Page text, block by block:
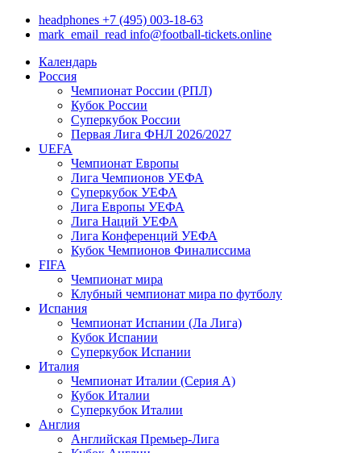
headphones +7 (495) 003-18-63
mark_email_read info@football-tickets.online
Календарь
Россия
Чемпионат России (РПЛ)
Кубок России
Суперкубок России
Первая Лига ФНЛ 2026/2027
UEFA
Чемпионат Европы
Лига Чемпионов УЕФА
Суперкубок УЕФА
Лига Европы УЕФА
Лига Наций УЕФА
Лига Конференций УЕФА
Кубок Чемпионов Финалиссима
FIFA
Чемпионат мира
Клубный чемпионат мира по футболу
Испания
Чемпионат Испании (Ла Лига)
Кубок Испании
Суперкубок Испании
Италия
Чемпионат Италии (Серия А)
Кубок Италии
Суперкубок Италии
Англия
Английская Премьер-Лига